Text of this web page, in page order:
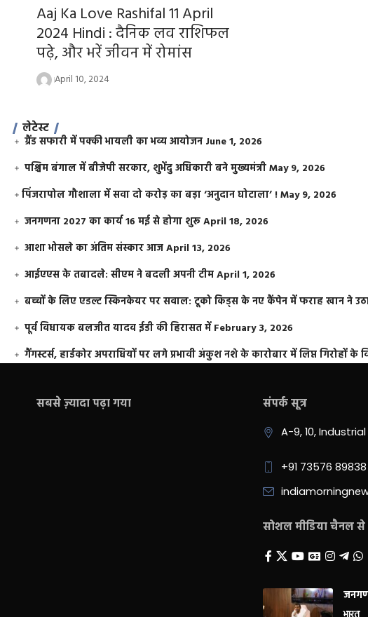
Aaj Ka Love Rashifal 11 April
2024 Hindi : दैनिक लव राशिफल
पढ़े, और भरें जीवन में रोमांस
April 10, 2024
लेटेस्ट
ग्रैंड सफारी में पक्की भायली का भव्य आयोजन June 1, 2026
पश्चिम बंगाल में बीजेपी सरकार, शुभेंदु अधिकारी बने मुख्यमंत्रीMay 9, 2026
​पिंजरापोल गौशाला में सवा दो करोड़ का बड़ा ‘अनुदान घोटाला’ !May 9, 2026
जनगणना 2027 का कार्य 16 मई से होगा शुरूApril 18, 2026
आशा भोसले का अंतिम संस्कार आजApril 13, 2026
आईएएस के तबादले: सीएम ने बदली अपनी टीमApril 1, 2026
बच्चों के लिए एडल्ट स्किनकेयर पर सवाल: टूको किड्स के नए कैंपेन में फराह खान ने
पूर्व विधायक बलजीत यादव ईडी की हिरासत में February 3, 2026
गैंगस्टर्स, हार्डकोर अपराधियों पर लगे प्रभावी अंकुश नशे के कारोबार में लिप्त गिरोहों के
सबसे ज़्यादा पढ़ा गया संपर्क सूत्र
A-9, 10,
+91 73576 89838
सोशल मीडिया चैनल